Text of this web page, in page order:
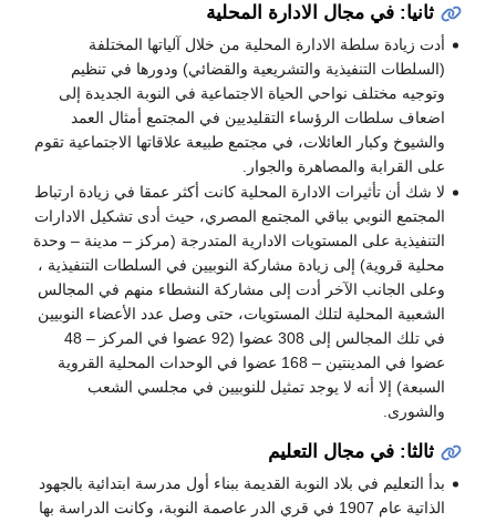
ثانيا: في مجال الادارة المحلية
أدت زيادة سلطة الادارة المحلية من خلال آلياتها المختلفة
(السلطات التنفيذية والتشريعية والقضائي) ودورها في تنظيم
وتوجيه مختلف نواحي الحياة الاجتماعية في النوبة الجديدة إلى
اضعاف سلطات الرؤساء التقليديين في المجتمع أمثال العمد
والشيوخ وكبار العائلات، في مجتمع طبيعة علاقاتها الاجتماعية تقوم
على القرابة والمصاهرة والجوار.
لا شك أن تأثيرات الادارة المحلية كانت أكثر عمقا في زيادة ارتباط
المجتمع النوبي بباقي المجتمع المصري، حيث أدى تشكيل الادارات
التنفيذية على المستويات الادارية المتدرجة (مركز – مدينة – وحدة
محلية قروية) إلى زيادة مشاركة النوبيين في السلطات التنفيذية ،
وعلى الجانب الآخر أدت إلى مشاركة النشطاء منهم في المجالس
الشعبية المحلية لتلك المستويات، حتى وصل عدد الأعضاء النوبيين
في تلك المجالس إلى 308 عضوا (92 عضوا في المركز – 48
عضوا في المدينتين – 168 عضوا في الوحدات المحلية القروية
السبعة) إلا أنه لا يوجد تمثيل للنوبيين في مجلسي الشعب
والشورى.
ثالثا: في مجال التعليم
بدأ التعليم في بلاد النوبة القديمة ببناء أول مدرسة ابتدائية بالجهود
الذاتية عام 1907 في قري الدر عاصمة النوبة، وكانت الدراسة بها